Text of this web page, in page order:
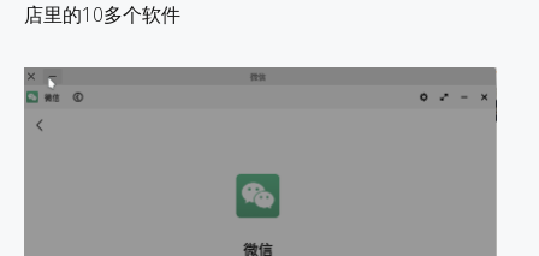
店里的10多个软件